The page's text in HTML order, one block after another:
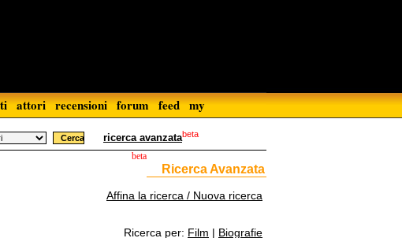
attori recensioni forum feed my
ricerca avanzatabeta
Ricerca Avanzata
beta
Affina la ricerca / Nuova ricerca
Ricerca per: Film | Biografie